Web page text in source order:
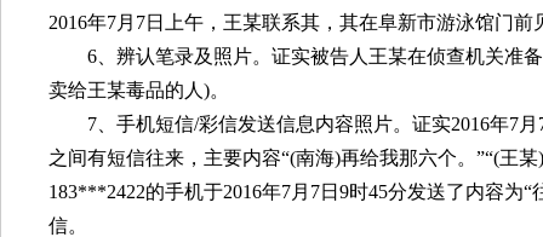
2016年7月 7日上午，王某联系其，其在阜新市游泳馆门
6 、辨认笔录及照片。证实被告人王某在侦查机关准
卖给王某毒品的人 )。
7 、手机短信/彩信发送信息内容照片。证实2016年7月
之间有短信往来，主要内容“(南海)再给我那六个。”“(王某
183***2422的手机于2016年7月 7日 9时45分发送了内容为“
信。